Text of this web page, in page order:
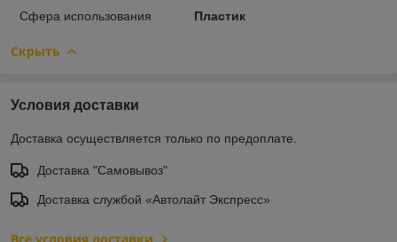
Сфера использования
Пластик
Скрыть
Условия доставки
Доставка осуществляется только по предоплате.
Доставка "Самовывоз"
Доставка службой «Автолайт Экспресс»